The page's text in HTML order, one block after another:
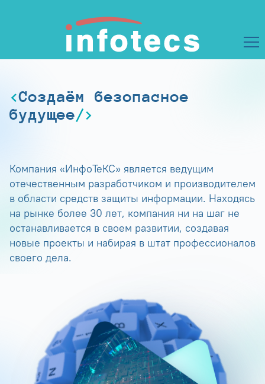
Создаём безопасное
будущее
Компания «ИнфоТеКС» является ведущим
отечественным разработчиком и производителем
в области средств защиты информации. Находясь
на рынке более 30 лет, компания ни на шаг не
останавливается в своем развитии, создавая
новые проекты и набирая в штат профессионалов
своего дела.